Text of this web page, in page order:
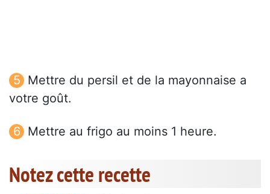
Mettre du persil et de la mayonnaise a
votre goût.
Mettre au frigo au moins 1 heure.
Notez cette recette